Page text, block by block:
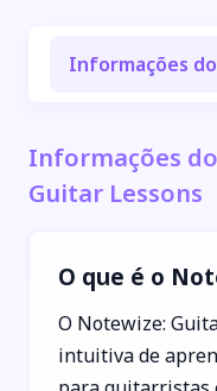
Informações
Informações
Guitar Lessons
O que é o
O Notewize:
intuitiva de